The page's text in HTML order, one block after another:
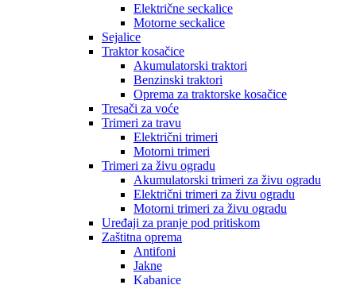
Električne seckalice
Motorne seckalice
Sejalice
Traktor kosačice
Akumulatorski traktori
Benzinski traktori
Oprema za traktorske kosačice
Tresači za voće
Trimeri za travu
Električni trimeri
Motorni trimeri
Trimeri za živu ogradu
Akumulatorski trimeri za živu ogradu
Električni trimeri za živu ogradu
Motorni trimeri za živu ogradu
Uređaji za pranje pod pritiskom
Zaštitna oprema
Antifoni
Jakne
Kabanice